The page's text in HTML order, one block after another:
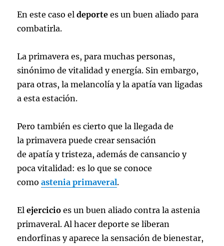
En este caso eldeporte es un buen aliado para
combatirla.
La primavera es, para muchas personas,
sinónimo de vitalidad y energía. Sin embargo,
para otras, la melancolía y la apatía van ligadas
a esta estación.
Pero también es cierto que la llegada de
la primavera puede crear sensación
de apatía y tristeza, además de cansancio y
poca vitalidad: es lo que se conoce
comoastenia primaveral.
Elejercicioes un buen aliado contra la astenia
primaveral. Al hacer deporte se liberan
endorfinas y aparece la sensación de bienestar,